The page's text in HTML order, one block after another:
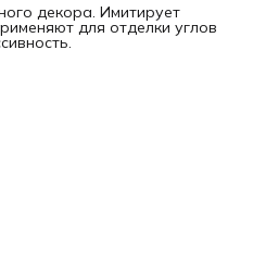
декора. Имитирует
для отделки углов